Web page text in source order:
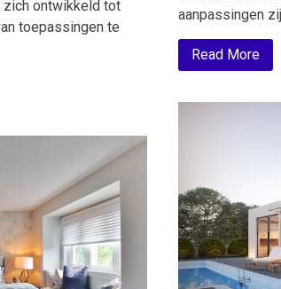
zich ontwikkeld tot
toepassingen te
aanpassingen
Read More